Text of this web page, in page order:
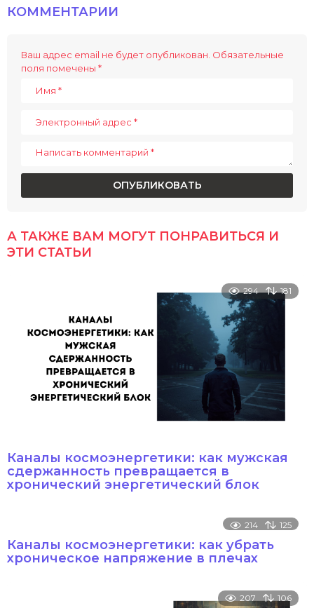
a
КОММЕНТАРИИ
Ваш адрес email не будет опубликован. Обязательные
поля помечены *
А ТАКЖЕ ВАМ МОГУТ ПОНРАВИТЬСЯ И
ЭТИ СТАТЬИ
294 181
Каналы космоэнергетики: как мужская
сдержанность превращается в
хронический энергетический блок
214 125
Каналы космоэнергетики: как убрать
хроническое напряжение в плечах
207 106